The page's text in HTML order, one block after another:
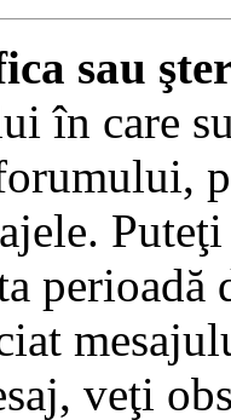
sau
în care
perioadă
veţi